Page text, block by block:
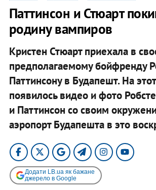
Паттинсон и Стюарт
родину вампиров
Кристен Стюарт приехала в
предполагаемому бойфренду
Паттинсону в Будапешт. На
появилось видео и фото
и Паттинсон со своим
аэропорт Будапешта в это
Додати LB.ua як бажане
джерело в Google